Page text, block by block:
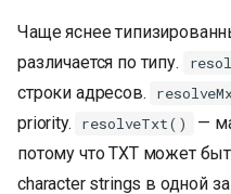
Чаще яснее
различается по типу.
строки адресов.
priority.
resolveTxt()
—
потому что TXT может
character strings в одной